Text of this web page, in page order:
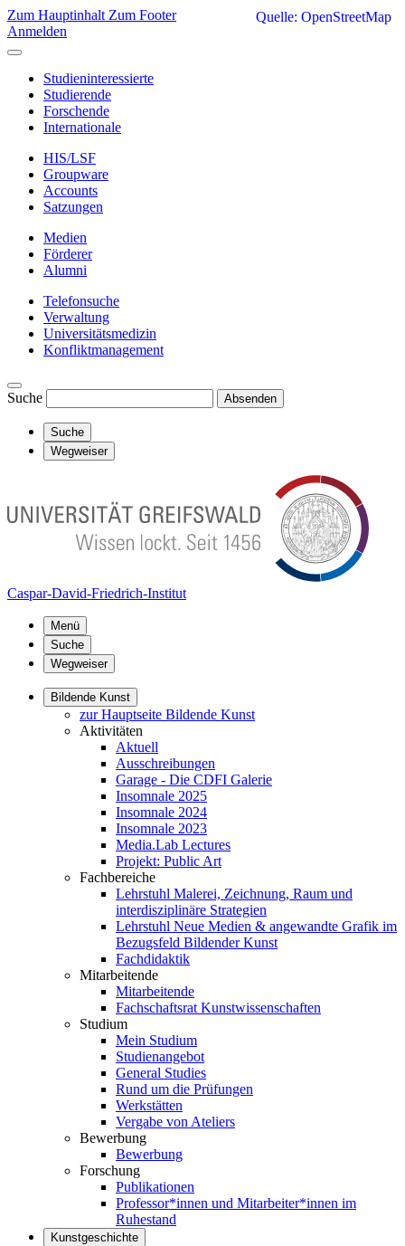
Zum Hauptinhalt Zum Footer
Anmelden
Studieninteressierte
Studierende
Forschende
Internationale
HIS/LSF
Groupware
Accounts
Satzungen
Medien
Förderer
Alumni
Telefonsuche
Verwaltung
Universitätsmedizin
Konfliktmanagement
Suche Absenden
Suche
Wegweiser
Caspar-David-Friedrich-Institut
Menü
Suche
Wegweiser
Bildende Kunst
zur Hauptseite Bildende Kunst
Aktivitäten
Aktuell
Ausschreibungen
Garage - Die CDFI Galerie
Insomnale 2025
Insomnale 2024
Insomnale 2023
Media.Lab Lectures
Projekt: Public Art
Fachbereiche
Lehrstuhl Malerei, Zeichnung, Raum und
interdisziplinäre Strategien
Lehrstuhl Neue Medien & angewandte Grafik im
Bezugsfeld Bildender Kunst
Fachdidaktik
Mitarbeitende
Mitarbeitende
Fachschaftsrat Kunstwissenschaften
Studium
Mein Studium
Studienangebot
General Studies
Rund um die Prüfungen
Werkstätten
Vergabe von Ateliers
Bewerbung
Bewerbung
Forschung
Publikationen
Professor*innen und Mitarbeiter*innen im
Ruhestand
Kunstgeschichte
Quelle: OpenStreetMap